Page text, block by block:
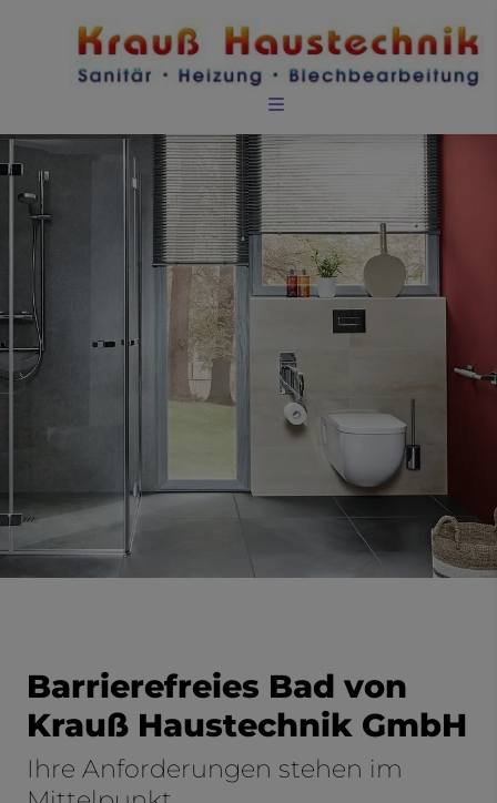
Barrierefreies Bad von
Krauß Haustechnik GmbH
Ihre Anforderungen stehen im